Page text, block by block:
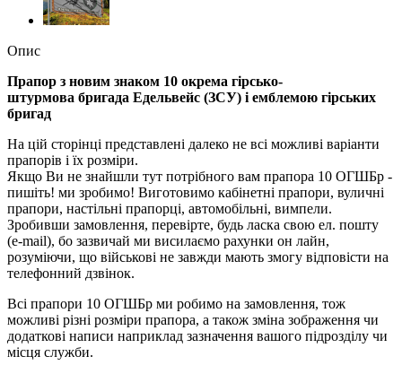
Опис
Прапор з новим знаком 10 окрема гірсько-
штурмова бригада Едельвейс (ЗСУ) і емблемою гірських
бригад
На цій сторінці представлені далеко не всі можливі варіанти
прапорів і їх розміри.
Якщо Ви не знайшли тут потрібного вам прапора 10 ОГШБр -
пишіть! ми зробимо! Виготовимо кабінетні прапори, вуличні
прапори, настільні прапорці, автомобільні, вимпели.
Зробивши замовлення, перевірте, будь ласка свою ел. пошту
(e-mail), бо зазвичай ми висилаємо рахунки он лайн,
розуміючи, що військові не завжди мають змогу відповісти на
телефонний дзвінок.
Всі прапори 10 ОГШБр ми робимо на замовлення, тож
можливі різні розміри прапора, а також зміна зображення чи
додаткові написи наприклад зазначення вашого підрозділу чи
місця служби.